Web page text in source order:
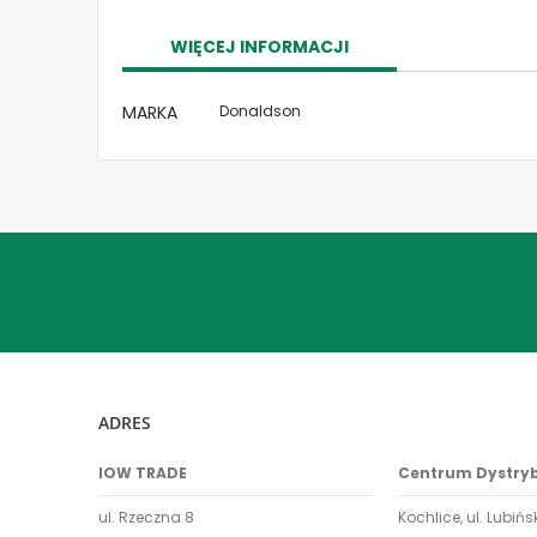
galleryWIĘCEJ INFORMACJI
Więcej
informacji
MARKA Donaldson
ADRES
IOW TRADE
ul. Rzeczna 8
Centrum
Kochlice, ul.